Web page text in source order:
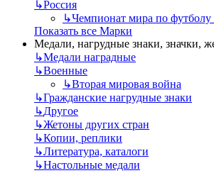
↳Россия
↳Чемпионат мира по футболу
Показать все Марки
Медали, нагрудные знаки, значки,
↳Mедали наградные
↳Военные
↳Вторая мировая война
↳Гражданские нагрудные знаки
↳Другое
↳Жетоны других стран
↳Копии, реплики
↳Литература, каталоги
↳Настольные медали